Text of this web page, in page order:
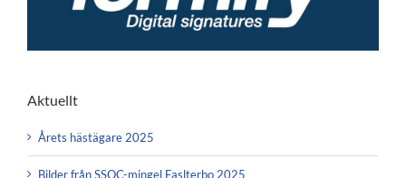
Aktuellt
Årets hästägare 2025
Bilder från SSOC-mingel Faslterbo 2025